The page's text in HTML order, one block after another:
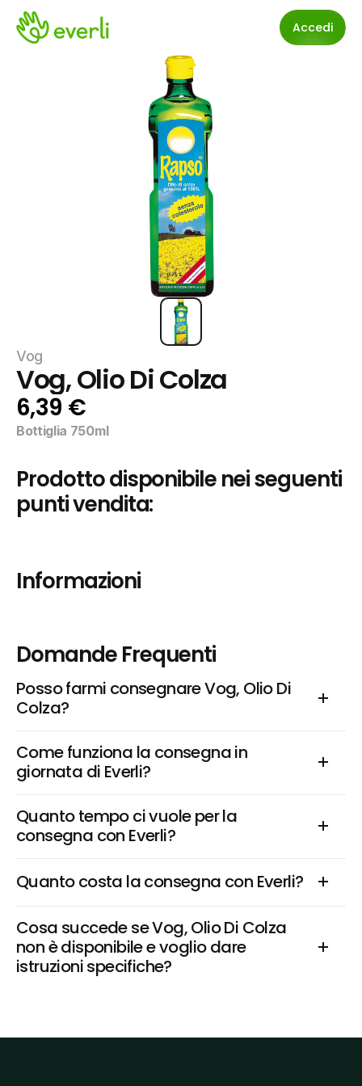
Accedi
Vog
Vog, Olio Di Colza
6,39 €
Bottiglia 750ml
Prodotto disponibile nei seguenti
punti vendita:
Informazioni
Domande Frequenti
Posso farmi consegnare Vog, Olio Di
Colza?
Come funziona la consegna in
giornata di Everli?
Quanto tempo ci vuole per la
consegna con Everli?
Quanto costa la consegna con Everli?
Cosa succede se Vog, Olio Di Colza
non è disponibile e voglio dare
istruzioni specifiche?